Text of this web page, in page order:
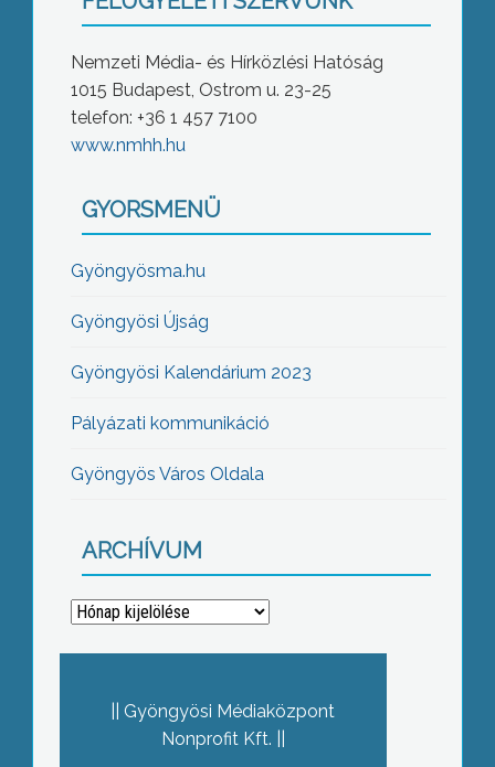
Nemzeti Média- és Hírközlési Hatóság
1015 Budapest, Ostrom u. 23-25
telefon: +36 1 457 7100
www.nmhh.hu
GYORSMENÜ
Gyöngyösma.hu
Gyöngyösi Újság
Gyöngyösi Kalendárium 2023
Pályázati kommunikáció
Gyöngyös Város Oldala
ARCHÍVUM
Archívum
Gyöngyösi Médiaközpont
Nonprofit Kft.